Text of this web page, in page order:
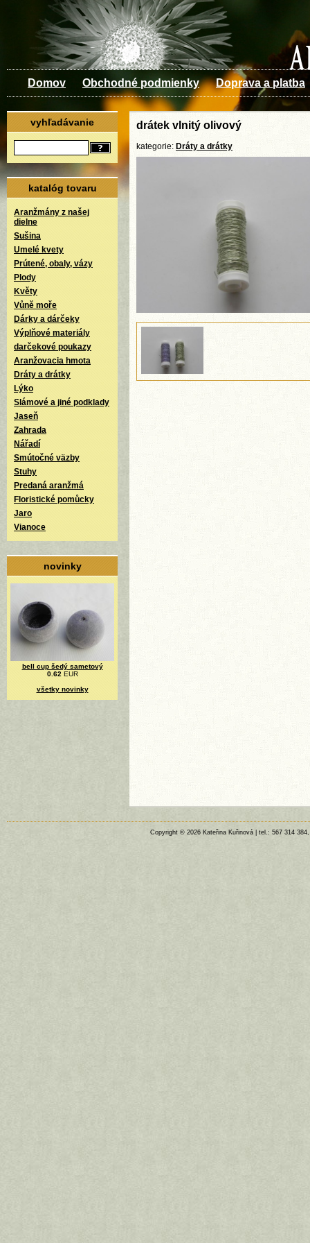
Domov Obchodné podmienky Doprava a platba
vyhľadávanie
katalóg tovaru
Aranžmány z našej
dielne
Sušina
Umelé kvety
Prútené, obaly, vázy
Plody
Květy
Vůně moře
Dárky a dárčeky
Výplňové materiály
darčekové poukazy
Aranžovacia hmota
Dráty a drátky
Lýko
Slámové a jiné podklady
Jaseň
Zahrada
Nářadí
Smútočné väzby
Stuhy
Predaná aranžmá
Floristické pomůcky
Jaro
Vianoce
novinky
bell cup šedý sametový
0.62 EUR
všetky novinky
drátek vlnitý olivový
kategorie: Dráty a drátky
Copyright © 2026 Kateřina Kuřinová | tel.: 567 314